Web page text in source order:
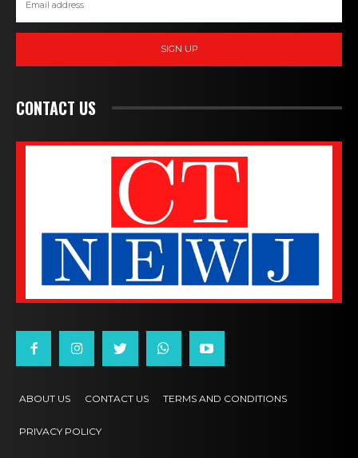
SIGN UP
CONTACT US
ABOUT US CONTACT US TERMS AND CONDITIONS
PRIVACY POLICY